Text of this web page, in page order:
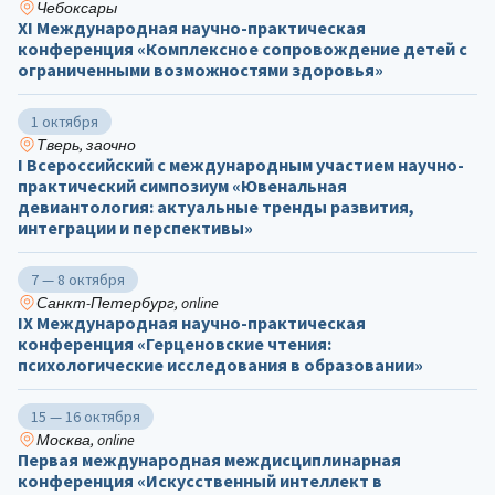
Чебоксары
ХΙ Международная научно-практическая
конференция «Комплексное сопровождение детей с
ограниченными возможностями здоровья»
1 октября
Тверь, заочно
I Всероссийский с международным участием научно-
практический симпозиум «Ювенальная
девиантология: актуальные тренды развития,
интеграции и перспективы»
7 — 8 октября
Санкт-Петербург, online
IX Международная научно-практическая
конференция «Герценовские чтения:
психологические исследования в образовании»
15 — 16 октября
Москва, online
Первая международная междисциплинарная
конференция «Искусственный интеллект в